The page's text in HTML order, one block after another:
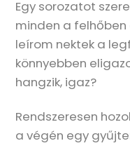
Egy sorozatot
minden a
leírom nektek a
könnyebben
hangzik, igaz?
Rendszeresen
a végén egy